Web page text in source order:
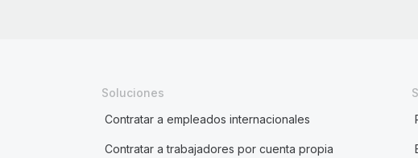
Soluciones
Contratar a empleados internacionales
Contratar a trabajadores por cuenta propia